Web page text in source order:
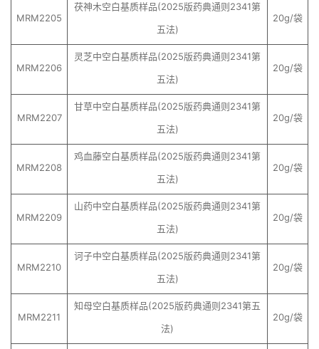
MRM2205
茯神木空白基质样品(2025版药典通则2341第
五法)
20g/袋
MRM2206
灵芝中空白基质样品(2025版药典通则2341第
五法)
20g/袋
MRM2207
甘草中空白基质样品(2025版药典通则2341第
五法)
20g/袋
MRM2208
鸡血藤空白基质样品(2025版药典通则2341第
五法)
20g/袋
MRM2209
山药中空白基质样品(2025版药典通则2341第
五法)
20g/袋
MRM2210
诃子中空白基质样品(2025版药典通则2341第
五法)
20g/袋
MRM2211
知母空白基质样品(2025版药典通则2341第五
法)
20g/袋